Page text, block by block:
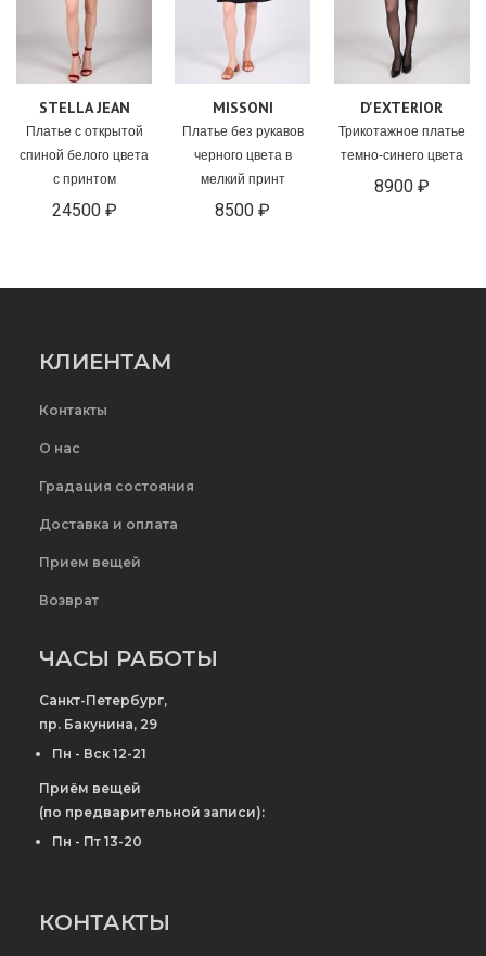
STELLA JEAN
Платье с открытой
спиной белого цвета
с принтом
24500 ₽
MISSONI
Платье без рукавов
черного цвета в
мелкий принт
8500 ₽
D'EXTERIOR
Трикотажное платье
темно-синего цвета
8900 ₽
КЛИЕНТАМ
Контакты
О нас
Градация состояния
Доставка и оплата
Прием вещей
Возврат
ЧАСЫ РАБОТЫ
Санкт-Петербург,
пр. Бакунина, 29
Пн - Вск 12-21
Приём вещей
(по предварительной записи):
Пн - Пт 13-20
КОНТАКТЫ